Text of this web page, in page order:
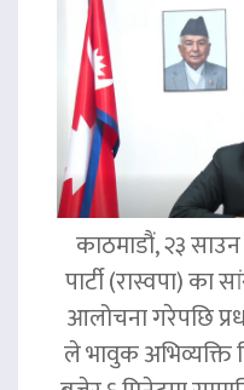
काठमाडौं, २३ साउन
पार्टी (रास्वपा)
आलोचना गरेपछि
ले भावुक अभिव्यक्ति